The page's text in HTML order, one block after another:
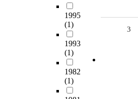
1995
(1)
1993
(1)
1982
(1)
3